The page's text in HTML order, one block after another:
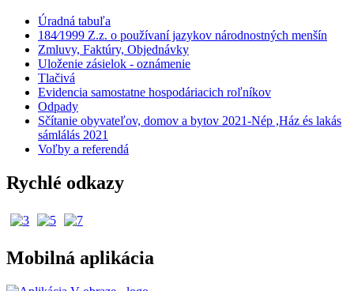
Úradná tabuľa
184⁄1999 Z.z. o používaní jazykov národnostných menšín
Zmluvy, Faktúry, Objednávky
Uloženie zásielok - oznámenie
Tlačivá
Evidencia samostatne hospodáriacich roľníkov
Odpady
Sčítanie obyvateľov, domov a bytov 2021-Nép ,Ház és lakás
sámlálás 2021
Voľby a referendá
Rychlé odkazy
Mobilná aplikácia